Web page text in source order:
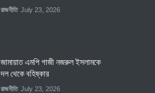
রাজনীতি July 23, 2026
জামায়াত এমপি গাজী নজরুল ইসলামকে
দল থেকে বহিষ্কার
রাজনীতি July 23, 2026